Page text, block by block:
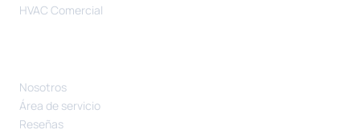
HVAC Comercial
Nosotros
Área de servicio
Reseñas